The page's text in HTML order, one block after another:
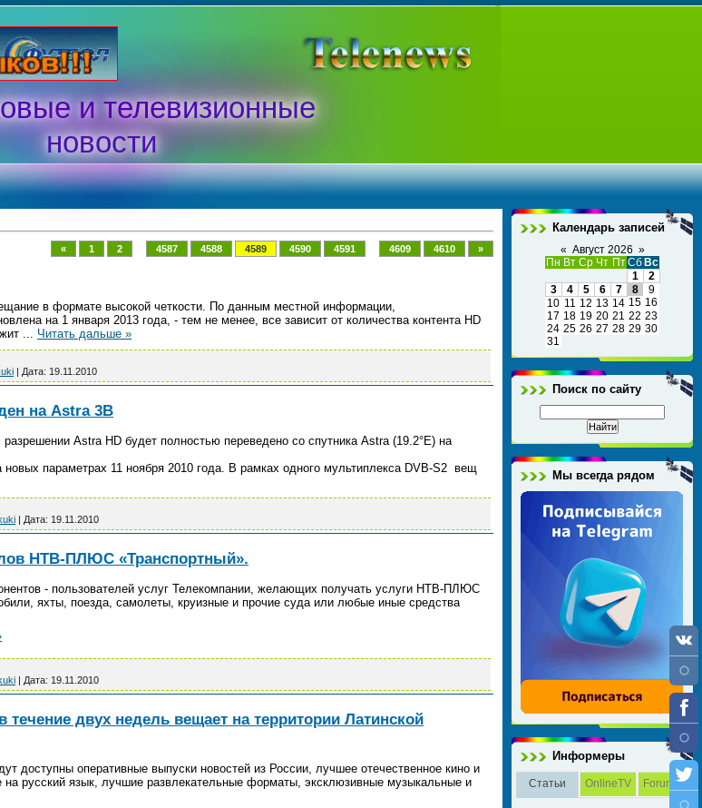
и телевизионные
новости
« 1 2 4587 4588 4589 4590 4591 4609 4610 »
в формате высокой четкости. По данным местной информации,
на 1 января 2013 года, - тем не менее, все зависит от количества контента HD
... Читать дальше »
| Дата: 19.11.2010
на Astra 3B
Astra HD будет полностью переведено со спутника Astra (19.2°E) на
параметрах 11 ноября 2010 года. В рамках одного мультиплекса DVB-S2 вещ
| Дата: 19.11.2010
НТВ-ПЛЮС «Транспортный».
- пользователей услуг Телекомпании, желающих получать услуги НТВ-ПЛЮС
яхты, поезда, самолеты, круизные и прочие суда или любые иные средства
| Дата: 19.11.2010
двух недель вещает на территории Латинской
доступны оперативные выпуски новостей из России, лучшее отечественное кино и
русский язык, лучшие развлекательные форматы, эксклюзивные музыкальные и
Календарь записей
« Август 2026 »
Пн Вт Ср Чт ПтСб Вс
1
2
3
4 5 6 7 8
9
10 11 12 13 14 15 16
17 18 19 20 21 22 23
24 25 26 27 28 29 30
31
Поиск по сайту
Мы всегда рядом
Информеры
Статьи OnlineTV Forum